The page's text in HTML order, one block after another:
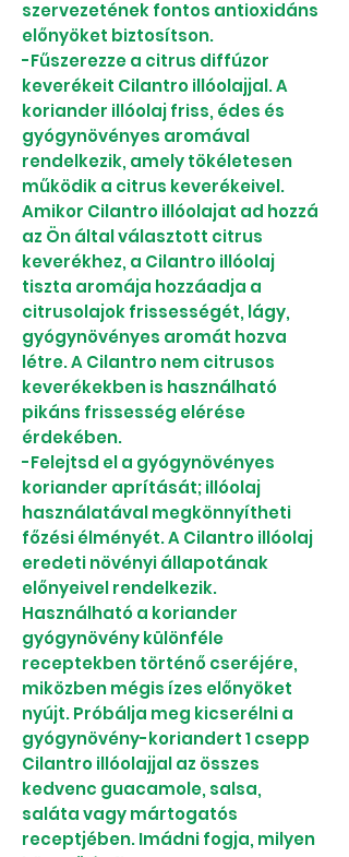
szervezetének fontos antioxidáns
előnyöket biztosítson.
-Fűszerezze a citrus diffúzor
keverékeit Cilantro illóolajjal. A
koriander illóolaj friss, édes és
gyógynövényes aromával
rendelkezik, amely tökéletesen
működik a citrus keverékeivel.
Amikor Cilantro illóolajat ad hozzá
az Ön által választott citrus
keverékhez, a Cilantro illóolaj
tiszta aromája hozzáadja a
citrusolajok frissességét, lágy,
gyógynövényes aromát hozva
létre. A Cilantro nem citrusos
keverékekben is használható
pikáns frissesség elérése
érdekében.
-Felejtsd el a gyógynövényes
koriander aprítását; illóolaj
használatával megkönnyítheti
főzési élményét. A Cilantro illóolaj
eredeti növényi állapotának
előnyeivel rendelkezik.
Használható a koriander
gyógynövény különféle
receptekben történő cseréjére,
miközben mégis ízes előnyöket
nyújt. Próbálja meg kicserélni a
gyógynövény-koriandert 1 csepp
Cilantro illóolajjal az összes
kedvenc guacamole, salsa,
saláta vagy mártogatós
receptjében. Imádni fogja, milyen